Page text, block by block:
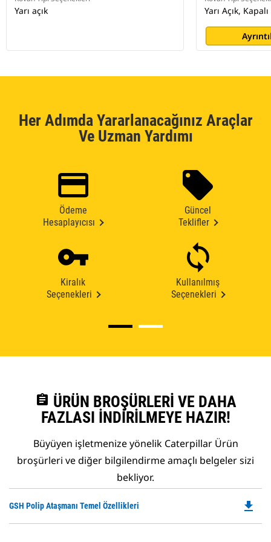
Yarı açık Yarı Açık, Kapalı
Her Adımda Yararlanacağınız Araçlar
Ve Uzman Yardımı
Ödeme
Hesaplayıcısı
Güncel
Teklifler
Kiralık
Seçenekleri
Kullanılmış
Seçenekleri
assignment ÜRÜN BROŞÜRLERI VE DAHA
FAZLASI İNDIRILMEYE HAZIR!
Büyüyen işletmenize yönelik Caterpillar Ürün
broşürleri ve diğer bilgilendirme amaçlı belgeler sizi
bekliyor.
GSH Polip Ataşmanı Temel Özellikleri file_download